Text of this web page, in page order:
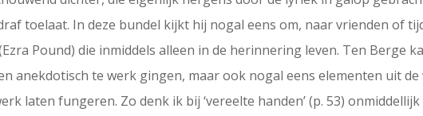
toelaat. In deze bundel kijkt hij nogal eens om, naar vrienden of
Pound) die inmiddels alleen in de herinnering leven. Ten Berge
anekdotisch te werk gingen, maar ook nogal eens elementen uit
laten fungeren. Zo denk ik bij ‘vereelte handen’ (p. 53)